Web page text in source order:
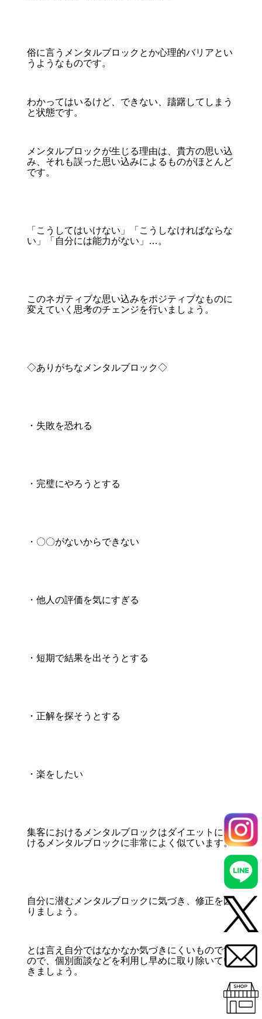
俗に言うメンタルブロックとか心理的バリアとい
うようなものです。
わかってはいるけど、できない、躊躇してしまう
と状態です。
メンタルブロックが生じる理由は、貴方の思い込
み、それも誤った思い込みによるものがほとんど
です。
「こうしてはいけない」「こうしなければならな
い」「自分には能力がない」…。
このネガティブな思い込みをポジティブなものに
変えていく思考のチェンジを行いましょう。
◇ありがちなメンタルブロック◇
・失敗を恐れる
・完璧にやろうとする
・〇〇がないからできない
・他人の評価を気にすぎる
・短期で結果を出そうとする
・正解を探そうとする
・楽をしたい
集客におけるメンタルブロックはダイエットにお
けるメンタルブロックに非常によく似ています。
自分に潜むメンタルブロックに気づき、修正を図
りましょう。
とは言え自分ではなかなか気づきにくいものです
ので、個別面談などを利用し早めに取り除いてい
きましょう。